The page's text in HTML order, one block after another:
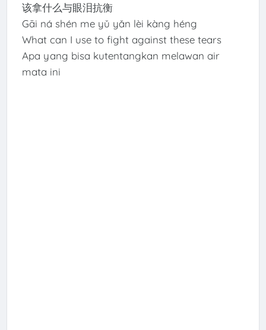
该拿什么与眼泪抗衡
Gāi ná shén me yǔ yǎn lèi kàng héng
What can I use to fight against these tears
Apa yang bisa kutentangkan melawan air
mata ini